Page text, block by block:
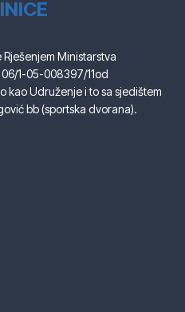
Ministarstva
1-05-008397/11od
kao Udruženje i to sa sjedištem
bb (sportska dvorana).